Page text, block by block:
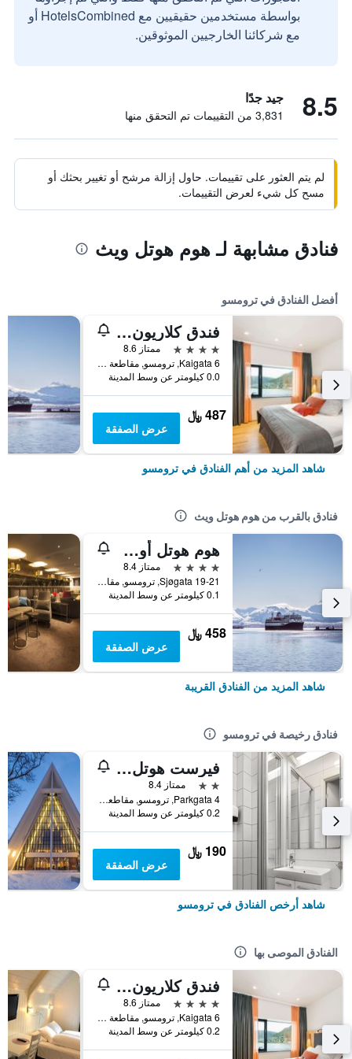
بواسطة مستخدمين حقيقيين مع HotelsCombined أو
مع شركائنا الخارجيين الموثوقين.
8.5 جيد جدًا
3,831 من التقييمات تم التحقق منها
لم يتم العثور على تقييمات. حاول إزالة مرشح أو تغيير بحثك أو
مسح كل شيء لعرض التقييمات.
فنادق مشابهة لـ هوم هوتل ويث
أفضل الفنادق في ترومسو
فندق كلاريون ذا إيدج
4 نجوم
ممتاز 8.6
Kaigata 6, ترومسو, مقاطعة ترومس, النرويج
0.0 كيلومتر عن وسط المدينة
487 ﷼
عرض الصفقة
شاهد المزيد من أهم الفنادق في ترومسو
فنادق بالقرب من هوم هوتل ويث
هوم هوتل أورورا
4 نجوم
ممتاز 8.4
Sjøgata 19-21, ترومسو, مقاطعة ترومس, النرويج
0.1 كيلومتر عن وسط المدينة
458 ﷼
عرض الصفقة
شاهد المزيد من الفنادق القريبة
فنادق رخيصة في ترومسو
فيرست هوتل باكباك
2 نجمتين
ممتاز 8.4
Parkgata 4, ترومسو, مقاطعة ترومس, النرويج
0.2 كيلومتر عن وسط المدينة
190 ﷼
عرض الصفقة
شاهد أرخص الفنادق في ترومسو
الفنادق الموصى بها
فندق كلاريون ذا إيدج
4 نجوم
ممتاز 8.6
Kaigata 6, ترومسو, مقاطعة ترومس, النرويج
0.2 كيلومتر عن وسط المدينة